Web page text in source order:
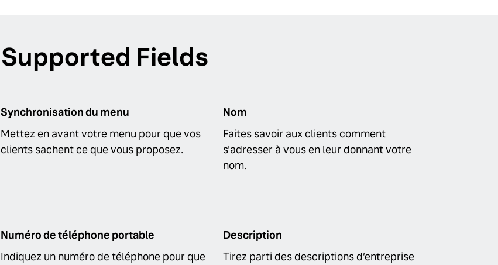
Supported Fields
Synchronisation du menu
Mettez en avant votre menu pour que vos
clients sachent ce que vous proposez.
Nom
Faites savoir aux clients comment
s'adresser à vous en leur donnant votre
nom.
Numéro de téléphone portable
Indiquez un numéro de téléphone pour que
Description
Tirez parti des descriptions d’entreprise